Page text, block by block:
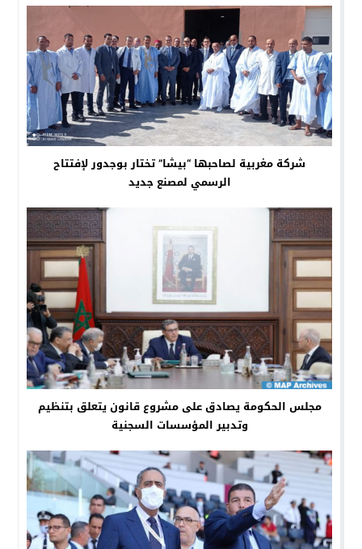
شركة مغربية لصاحبها “بيشا” تختار بوجدور لإفتتاح
الرسمي لمصنع جديد
مجلس الحكومة يصادق على مشروع قانون يتعلق بتنظيم
وتدبير المؤسسات السجنية